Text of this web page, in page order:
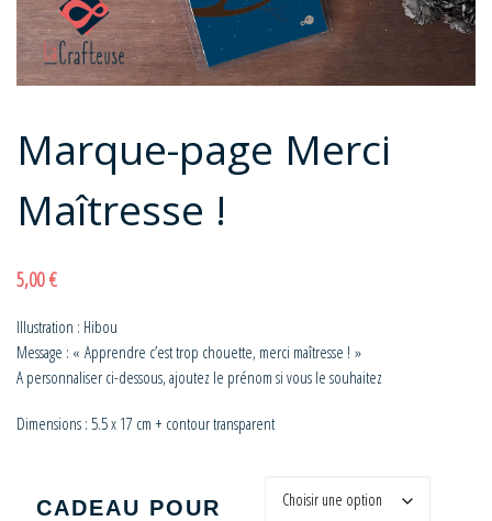
Marque-page Merci
Maîtresse !
5,00€
Illustration : Hibou
Message : « Apprendre c’est trop chouette, merci maîtresse ! »
A personnaliser ci-dessous, ajoutez le prénom si vous le souhaitez
Dimensions : 5.5 x 17 cm + contour transparent
CADEAU POUR